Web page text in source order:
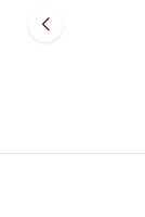
17.207,48